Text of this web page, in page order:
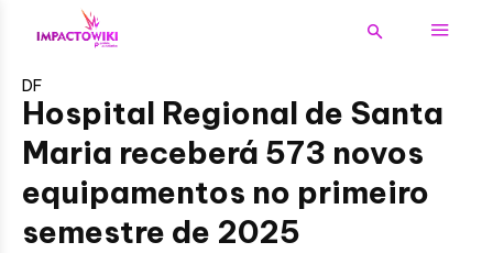
DF
Hospital Regional de Santa
Maria receberá 573 novos
equipamentos no primeiro
semestre de 2025